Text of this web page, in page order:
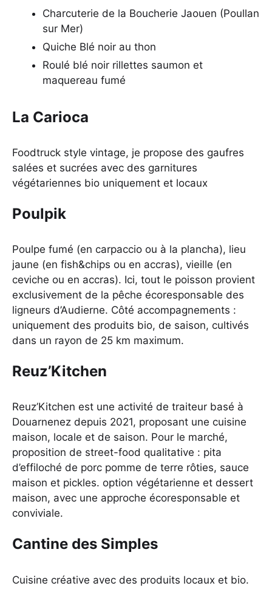
Charcuterie de la Boucherie Jaouen (Poullan
sur Mer)
Quiche Blé noir au thon
Roulé blé noir rillettes saumon et
maquereau fumé
La Carioca
Foodtruck style vintage, je propose des gaufres
salées et sucrées avec des garnitures
végétariennes bio uniquement et locaux
Poulpik
Poulpe fumé (en carpaccio ou à la plancha), lieu
jaune (en fish&chips ou en accras), vieille (en
ceviche ou en accras). Ici, tout le poisson provient
exclusivement de la pêche écoresponsable des
ligneurs d’Audierne. Côté accompagnements :
uniquement des produits bio, de saison, cultivés
dans un rayon de 25 km maximum.
Reuz’Kitchen
Reuz’Kitchen est une activité de traiteur basé à
Douarnenez depuis 2021, proposant une cuisine
maison, locale et de saison. Pour le marché,
proposition de street-food qualitative : pita
d’effiloché de porc pomme de terre rôties, sauce
maison et pickles. option végétarienne et dessert
maison, avec une approche écoresponsable et
conviviale.
Cantine des Simples
Cuisine créative avec des produits locaux et bio.